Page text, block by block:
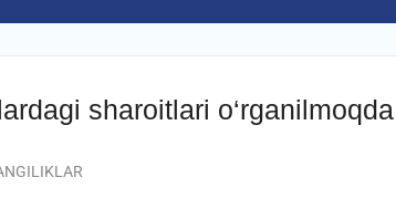
sharoitlari o‘rganilmoqda